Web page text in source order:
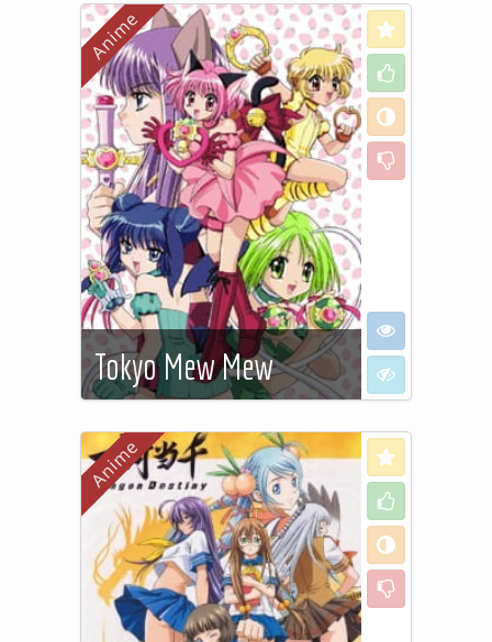
Tokyo Mew Mew
Love
Like
Neutral
Dislike
I want to see
I don't want to
Love
Like
Neutral
Dislike